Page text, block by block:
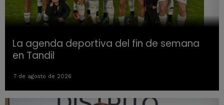
La agenda deportiva del fin de semana
en Tandil
7 de agosto de 2026